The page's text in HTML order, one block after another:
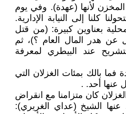
لأنها (عهدة). وفي يوم
كلنا إلى النيابة الإدارية.
بعناوين كبيرة: (من قتل
عن هدر المال العام ؟)، ثم
عند البيطري لمعرفة
بالك بمئات الغزلان التي
عنها أحد. .
كان متزامنا مع انقراض
عنها الشيخ (عداي الغريري):